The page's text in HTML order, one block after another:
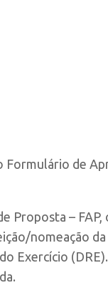
de
Proposta –
nomeação
Exercício